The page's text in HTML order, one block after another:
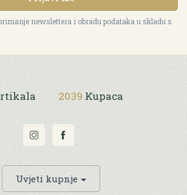
newslettera i obradu podataka u skladu s
2039 Kupaca
Uvjeti kupnje